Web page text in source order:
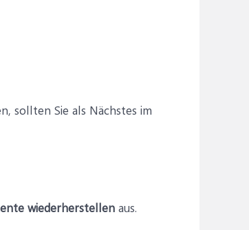
sollten Sie als Nächstes im
wiederherstellen aus.